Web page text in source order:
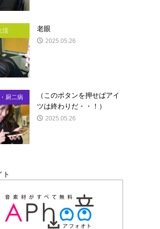
活 老眼
2025.05.26
厨二病
（このボタンを押せばアイ
ツは終わりだ・・！）
2025.05.26
ト